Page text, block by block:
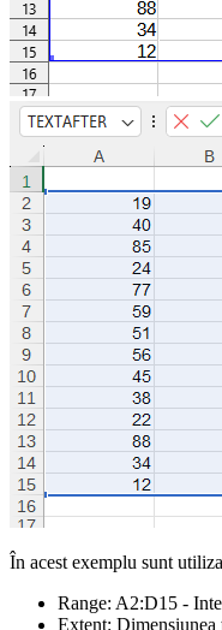
În acest exemplu sunt
Range: A2:D15 -
Extent: Dimensiunea